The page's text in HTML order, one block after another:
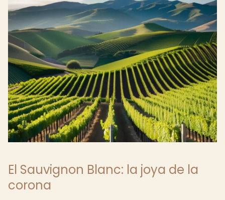
El Sauvignon Blanc: la joya de la
corona